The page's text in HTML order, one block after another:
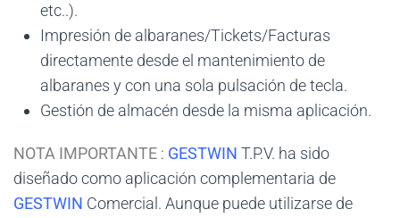
etc..).
Impresión de albaranes/Tickets/Facturas
directamente desde el mantenimiento de
albaranes y con una sola pulsación de tecla.
Gestión de almacén desde la misma aplicación.
NOTA IMPORTANTE : GESTWIN T.P.V. ha sido
diseñado como aplicación complementaria de
GESTWIN Comercial. Aunque puede utilizarse de